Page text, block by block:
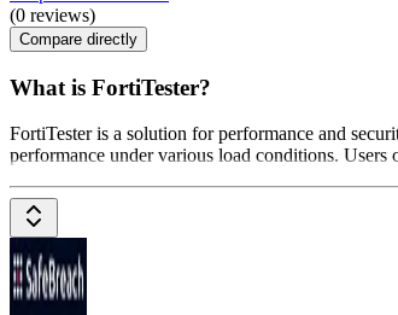
(0 reviews)
Compare directly
What is FortiTester?
FortiTester is a solution for performance and
performance under various load conditions.